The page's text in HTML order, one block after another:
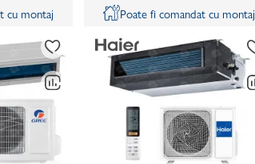
cu montaj Poate fi comandat cu montaj